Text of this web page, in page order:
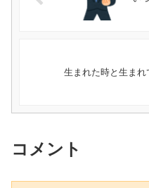
生まれた時と生まれ
コメント